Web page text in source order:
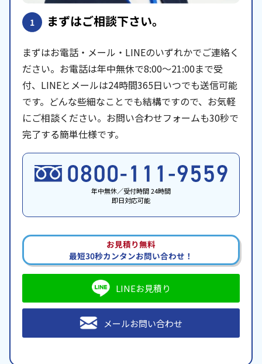
1 まずはご相談下さい。
まずはお電話・メール・LINEのいずれかでご連絡く
ださい。お電話は年中無休で8:00〜21:00まで受
付、LINEとメールは24時間365日いつでも送信可能
です。どんな些細なことでも結構ですので、お気軽
にご相談ください。お問い合わせフォームも30秒で
完了する簡単仕様です。
年中無休／受付時間 24時間
即日対応可能
お見積り無料
最短30秒カンタンお問い合わせ！
LINEお見積り
メールお問い合わせ